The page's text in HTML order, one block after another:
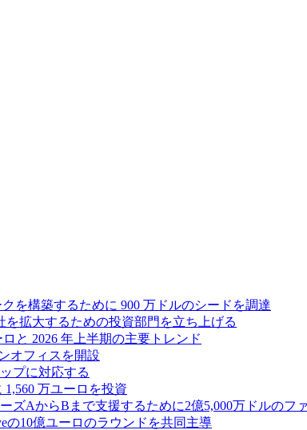
を構築するために 900 万ドルのシードを調達
拡大するための投資部門を立ち上げる
と 2026 年上半期の主要トレンド
オフィスを開設
プに対応する
万ユーロを投資
ズAからBまで支援するために2億5,000万ドルのフ
の10億ユーロのラウンドを共同主導